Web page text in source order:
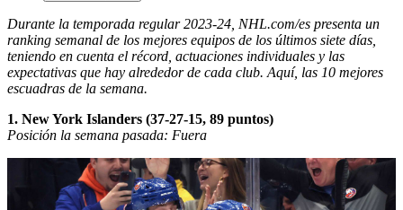
Durante la temporada regular 2023-24, NHL.com/es presenta un
ranking semanal de los mejores equipos de los últimos siete días,
teniendo en cuenta el récord, actuaciones individuales y las
expectativas que hay alrededor de cada club. Aquí, las 10 mejores
escuadras de la semana.
1. New York Islanders (37-27-15, 89 puntos)
Posición la semana pasada: Fuera